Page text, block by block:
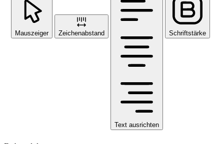
Mauszeiger Zeichenabstand
Text ausrichten
Schriftstärke